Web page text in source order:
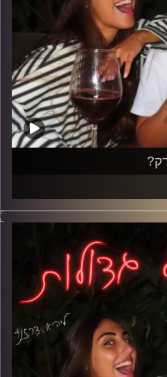
כמו שהוא באמת;
שהכול מגיע להם,
וטיפים שמספרים את כל האמת.
אבל אנחנו חיות אותו כל